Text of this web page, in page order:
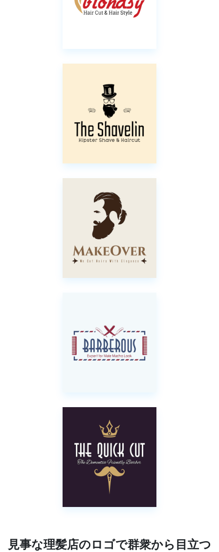
見事な理髪店のロゴで群衆から目立つ